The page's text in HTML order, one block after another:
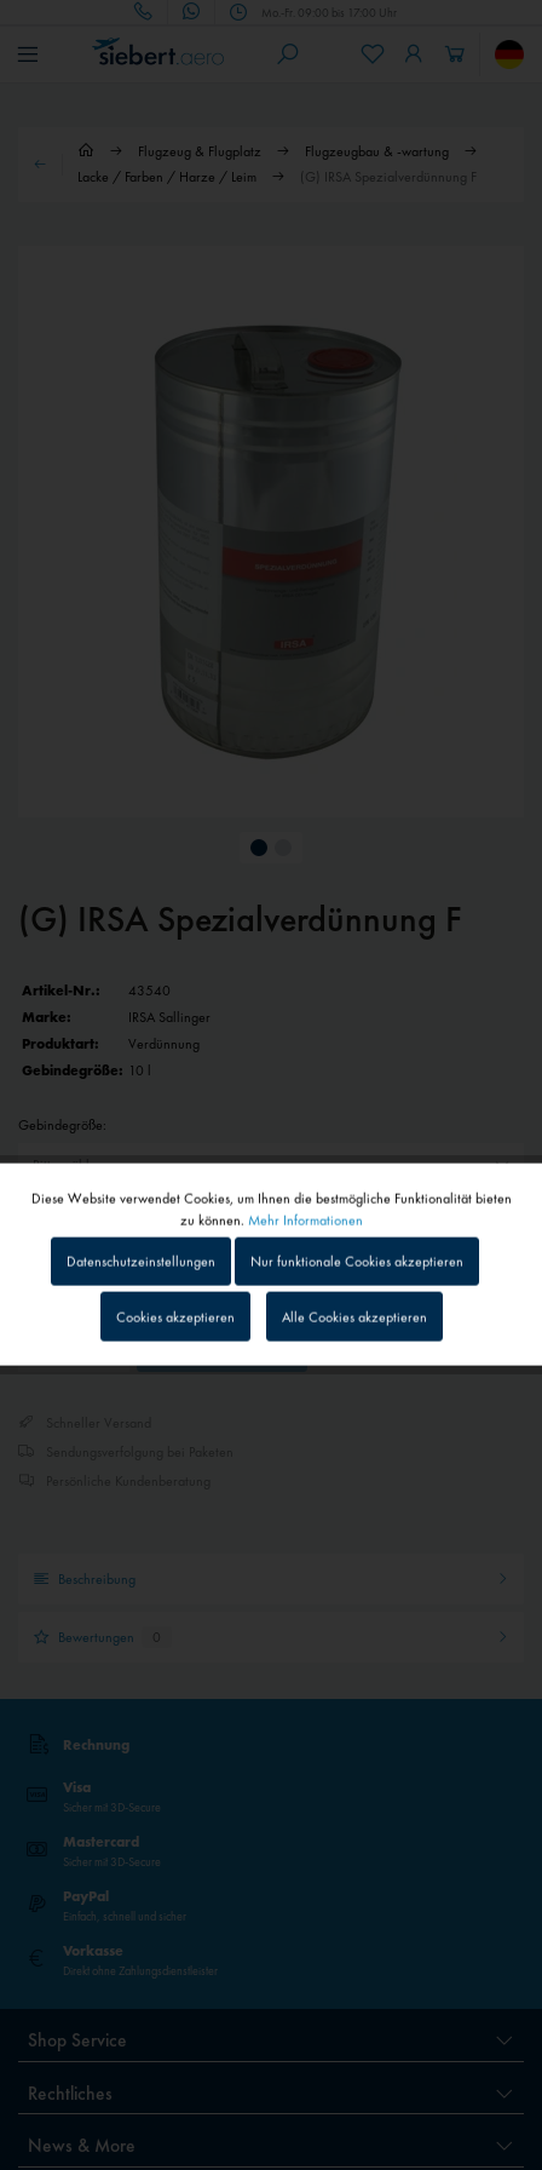
Mo.-Fr. 09:00 bis 17:00 Uhr
Flugzeug & Flugplatz
Flugzeugbau & -wartung
Lacke / Farben / Harze / Leim
(G) IRSA Spezialverdünnung F
(G) IRSA Spezialverdünnung F
Artikel-Nr.:
43540
Marke:
IRSA Sallinger
Produktart:
Verdünnung
Gebindegröße: 10 l
Gebindegröße:
ab 20,90 € *
zzgl. Versandkosten
In denWarenkorb Merken
Beschreibung
Bewertungen 0
Rechnung
Visa
Sicher mit 3D-Secure
Mastercard
Sicher mit 3D-Secure
PayPal
Einfach, schnell und sicher
Vorkasse
Direkt ohne Zahlungsdienstleister
Shop Service
Rechtliches
News & More
Tracking Inaktiv
Personalisierung Inaktiv
Diese Website verwendet Cookies, um Ihnen die bestmögliche Funktionalität bieten
zu können. Mehr Informationen
Datenschutzeinstellungen Nur funktionale Cookies akzeptieren
Cookies akzeptieren Alle Cookies akzeptieren